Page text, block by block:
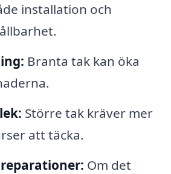
installation och
Branta tak kan öka
Större tak kräver mer
att täcka.
Om det